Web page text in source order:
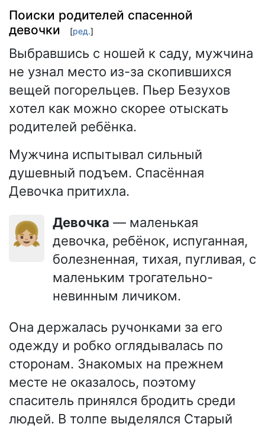
Поиски родителей спасенной
девочки
[ред.]
Выбравшись с ношей к саду, мужчина
не узнал место из-за скопившихся
вещей погорельцев. Пьер Безухов
хотел как можно скорее отыскать
родителей ребёнка.
Мужчина испытывал сильный
душевный подъем. Спасённая
Девочка притихла.
👧🏼 Девочка — маленькая
девочка, ребёнок, испуганная,
болезненная, тихая, пугливая, с
маленьким трогательно-
невинным личиком.
Она держалась ручонками за его
одежду и робко оглядывалась по
сторонам. Знакомых на прежнем
месте не оказалось, поэтому
спаситель принялся бродить среди
людей. В толпе выделялся Старый